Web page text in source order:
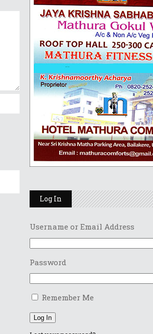
Log In
Username or Email Address
Password
Remember Me
Log In